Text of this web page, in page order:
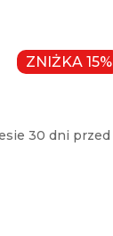
ZNIŻKA 15%
30 dni przed